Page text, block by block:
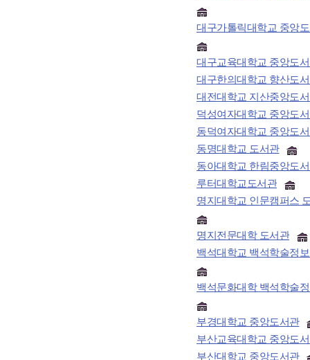
대구가톨릭대학교 중앙
대구교육대학교 중앙도
대구한의대학교 향산도
대전대학교 지산중앙도
덕성여자대학교 중앙도
동덕여자대학교 중앙도
동명대학교 도서관
동아대학교 한림중앙도
루터대학교도서관
명지대학교 인문캠퍼스
명지전문대학 도서관
백석대학교 백석학술정
백석문화대학 백석학술
부경대학교 중앙도서관
부산교육대학교 중앙도
부산대학교 중앙도서관